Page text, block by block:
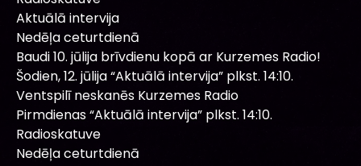
Aktuālā intervija
Nedēļa ceturtdienā
Baudi 10. jūlija brīvdienu kopā ar Kurzemes Radio!
Šodien, 12. jūlija “Aktuālā intervija” plkst. 14:10.
Ventspilī neskanēs Kurzemes Radio
Pirmdienas “Aktuālā intervija” plkst. 14:10.
Radioskatuve
Nedēļa ceturtdienā